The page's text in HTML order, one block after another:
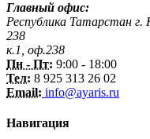
Главный офис:
Республика Татарстан г.
238
к.1, оф.238
Пн - Пт: 9:00 - 18:00
Тел: 8 925 313 26 02
Email: info@ayaris.ru
Навигация